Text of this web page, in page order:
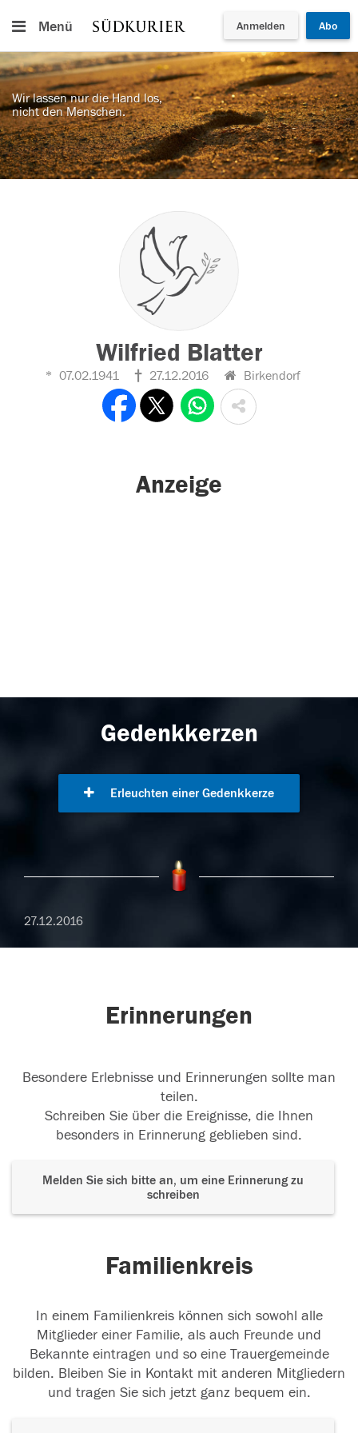
Menü Anmelden Abo
Wir lassen nur die Hand los,
nicht den Menschen.
Wilfried Blatter
07.02.1941 27.12.2016 Birkendorf
Anzeige
Gedenkkerzen
Erleuchten einer Gedenkkerze
27.12.2016
Erinnerungen
Besondere Erlebnisse und Erinnerungen sollte man
teilen.
Schreiben Sie über die Ereignisse, die Ihnen
besonders in Erinnerung geblieben sind.
Melden Sie sich bitte an, um eine Erinnerung zu
schreiben
Familienkreis
In einem Familienkreis können sich sowohl alle
Mitglieder einer Familie, als auch Freunde und
Bekannte eintragen und so eine Trauergemeinde
bilden. Bleiben Sie in Kontakt mit anderen Mitgliedern
und tragen Sie sich jetzt ganz bequem ein.